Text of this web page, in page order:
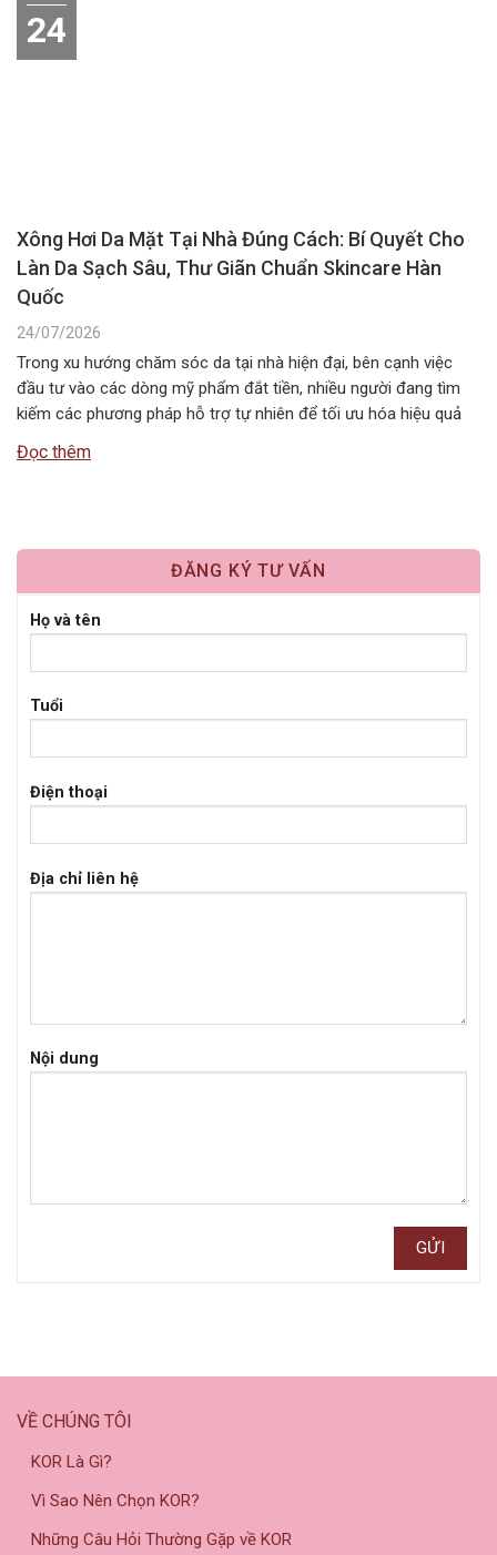
24
Xông Hơi Da Mặt Tại Nhà Đúng Cách: Bí Quyết Cho
Làn Da Sạch Sâu, Thư Giãn Chuẩn Skincare Hàn
Quốc
24/07/2026
Trong xu hướng chăm sóc da tại nhà hiện đại, bên cạnh việc
đầu tư vào các dòng mỹ phẩm đắt tiền, nhiều người đang tìm
kiếm các phương pháp hỗ trợ tự nhiên để tối ưu hóa hiệu quả
mang lại cảm…
Đọc thêm
ĐĂNG KÝ TƯ VẤN
Họ và tên
Tuổi
Điện thoại
Địa chỉ liên hệ
Nội dung
VỀ CHÚNG TÔI
KOR Là Gì?
Vì Sao Nên Chọn KOR?
Những Câu Hỏi Thường Gặp về KOR